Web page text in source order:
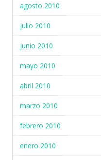
agosto 2010
julio 2010
junio 2010
mayo 2010
abril 2010
marzo 2010
febrero 2010
enero 2010